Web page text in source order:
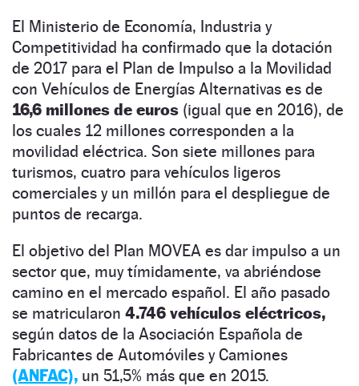
El Ministerio de Economía, Industria y
Competitividad ha confirmado que la dotación
de 2017 para el Plan de Impulso a la Movilidad
con Vehículos de Energías Alternativas es de
16,6 millones de euros (igual que en 2016), de
los cuales 12 millones corresponden a la
movilidad eléctrica. Son siete millones para
turismos, cuatro para vehículos ligeros
comerciales y un millón para el despliegue de
puntos de recarga.
El objetivo del Plan MOVEA es dar impulso a un
sector que, muy tímidamente, va abriéndose
camino en el mercado español. El año pasado
se matricularon 4.746 vehículos eléctricos,
según datos de la Asociación Española de
Fabricantes de Automóviles y Camiones
(ANFAC), un 51,5% más que en 2015.